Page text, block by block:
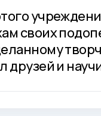
своих
друзей и